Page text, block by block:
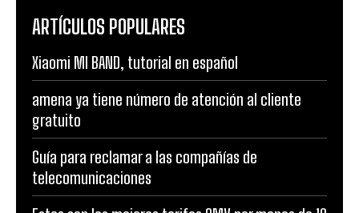
ARTÍCULOS POPULARES
Xiaomi MI BAND, tutorial en español
amena ya tiene número de atención al cliente
gratuito
Guía para reclamar a las compañías de
telecomunicaciones